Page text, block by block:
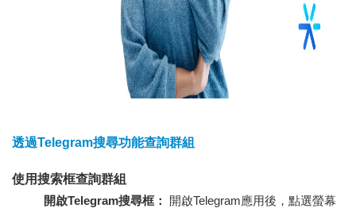
透過Telegram搜尋功能查詢群組
使用搜索框查詢群組
開啟Telegram搜尋框：
開啟Telegram應用後，點選螢幕